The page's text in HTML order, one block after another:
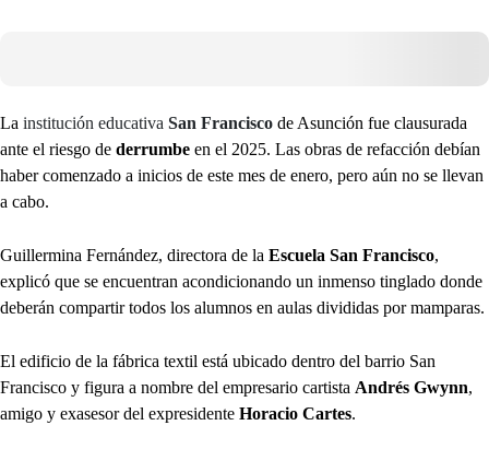
La institución educativa San Francisco de Asunción fue clausurada
ante el riesgo de derrumbe en el 2025. Las obras de refacción debían
haber comenzado a inicios de este mes de enero, pero aún no se llevan
a cabo.
Guillermina Fernández, directora de la Escuela San Francisco,
explicó que se encuentran acondicionando un inmenso tinglado donde
deberán compartir todos los alumnos en aulas divididas por mamparas.
El edificio de la fábrica textil está ubicado dentro del barrio San
Francisco y figura a nombre del empresario cartista Andrés Gwynn,
amigo y exasesor del expresidente Horacio Cartes.